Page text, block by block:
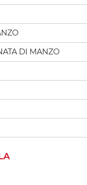
DI MANZO